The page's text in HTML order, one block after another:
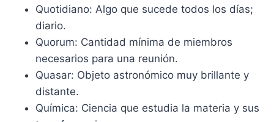
Quotidiano: Algo que sucede todos los días;
diario.
Quorum: Cantidad mínima de miembros
necesarios para una reunión.
Quasar: Objeto astronómico muy brillante y
distante.
Química: Ciencia que estudia la materia y sus